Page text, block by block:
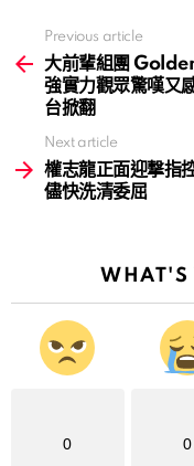
more
Previous article
大前輩組團
強實力觀眾驚嘆又
台掀翻
Next article
權志龍正面迎撃指
儘快洗清委屈
WHAT'S
0 0